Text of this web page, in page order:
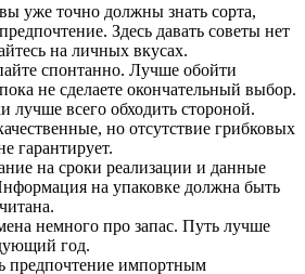
уже точно должны знать сорта,
Здесь давать советы нет
на личных вкусах.
спонтанно. Лучше обойти
не сделаете окончательный выбор.
всего обходить стороной.
но отсутствие грибковых
гарантирует.
на сроки реализации и данные
на упаковке должна быть
немного про запас. Путь лучше
год.
предпочтение импортным